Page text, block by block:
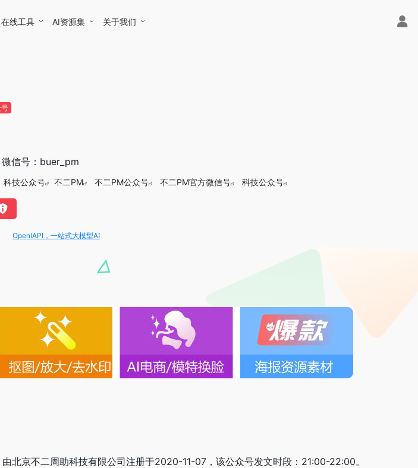
在线工具 AI资源集 关于我们
信号：buer_pm
科技公众号 不二PM 不二PM公众号 不二PM官方微信号 科技公众号
，一站式大模型API聚合平台
北京不二周助科技有限公司注册于2020-11-07，该公众号发文时段：21:00-22:00。